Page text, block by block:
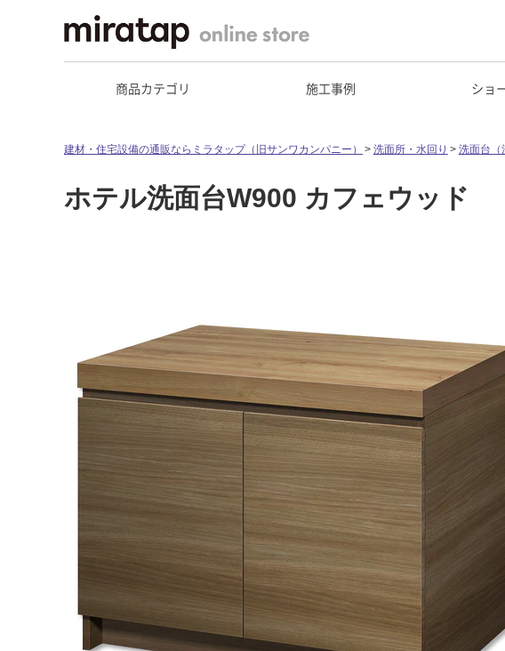
商品カテゴリ 施工事例 ショ
建材・住宅設備の通販ならミラタップ（旧サンワカンパニー） 洗面所・水回り 洗面台（
ホテル洗面台W900 カフェウッド